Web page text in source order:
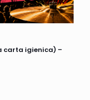
carta igienica) –